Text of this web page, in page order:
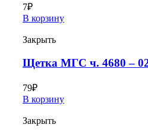
7₽
В корзину
Закрыть
Щетка МГС ч. 4680 –
79₽
В корзину
Закрыть